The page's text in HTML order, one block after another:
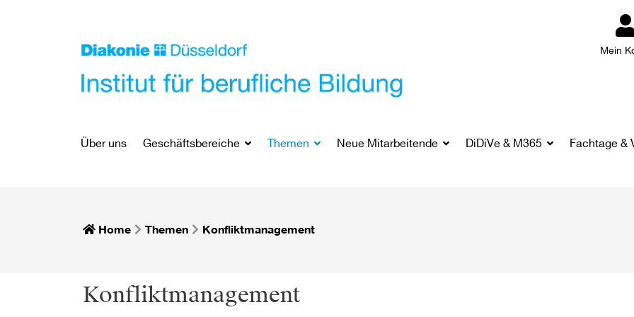
Mein
Über uns Geschäftsbereiche Themen Neue Mitarbeitende DiDiVe & M365 Fachtage &
Home Themen Konfliktmanagement
Konfliktmanagement